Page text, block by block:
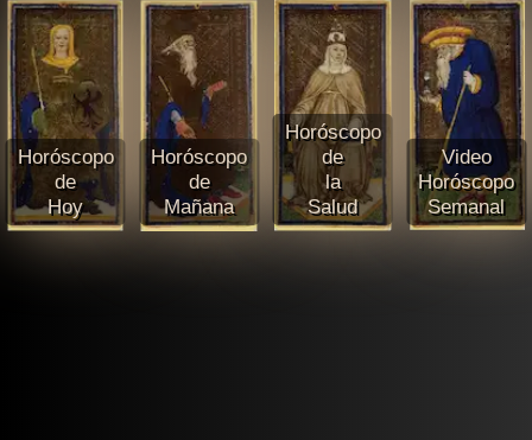
Horóscopo
de
Hoy
Horóscopo
de
Mañana
Horóscopo
de
la
Salud
Video
Horóscopo
Semanal